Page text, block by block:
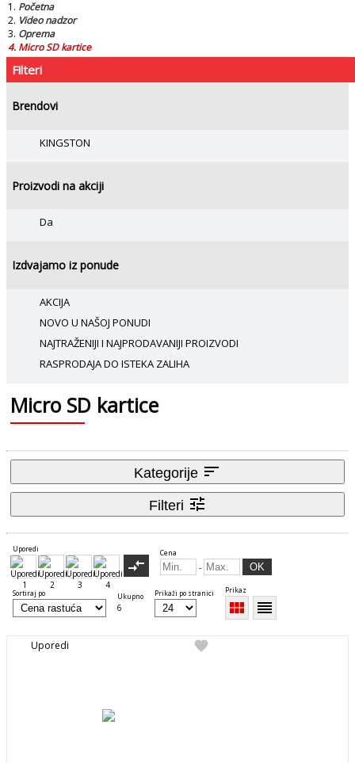
Početna
Video nadzor
Oprema
Micro SD kartice
Filteri
Brendovi
KINGSTON
Proizvodi na akciji
Da
Izdvajamo iz ponude
AKCIJA
NOVO U NAŠOJ PONUDI
NAJTRAŽENIJI I NAJPRODAVANIJI PROIZVODI
RASPRODAJA DO ISTEKA ZALIHA
Micro SD kartice
Kategorije sort
Filteri tune
Uporedi
compare_arrows
Cena
- OK
Sortiraj po Ukupno
6
Prikaži po stranici Prikaz
view_module reorder
favorite
Uporedi